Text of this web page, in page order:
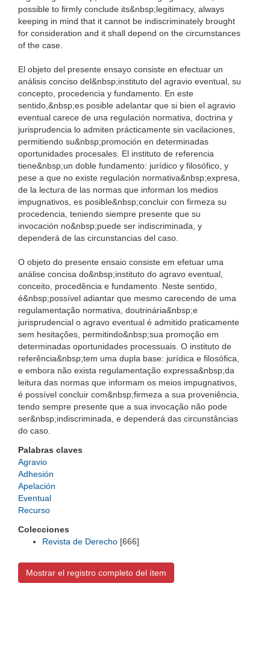
possible to firmly conclude its&nbsp;legitimacy, always
keeping in mind that it cannot be indiscriminately brought
for consideration and it shall depend on the circumstances
of the case.
El objeto del presente ensayo consiste en efectuar un
análisis conciso del&nbsp;instituto del agravio eventual, su
concepto, procedencia y fundamento. En este
sentido,&nbsp;es posible adelantar que si bien el agravio
eventual carece de una regulación normativa, doctrina y
jurisprudencia lo admiten prácticamente sin vacilaciones,
permitiendo su&nbsp;promoción en determinadas
oportunidades procesales. El instituto de referencia
tiene&nbsp;un doble fundamento: jurídico y filosófico, y
pese a que no existe regulación normativa&nbsp;expresa,
de la lectura de las normas que informan los medios
impugnativos, es posible&nbsp;concluir con firmeza su
procedencia, teniendo siempre presente que su
invocación no&nbsp;puede ser indiscriminada, y
dependerá de las circunstancias del caso.
O objeto do presente ensaio consiste em efetuar uma
análise concisa do&nbsp;instituto do agravo eventual,
conceito, procedência e fundamento. Neste sentido,
é&nbsp;possível adiantar que mesmo carecendo de uma
regulamentação normativa, doutrinária&nbsp;e
jurisprudencial o agravo eventual é admitido praticamente
sem hesitações, permitindo&nbsp;sua promoção em
determinadas oportunidades processuais. O instituto de
referência&nbsp;tem uma dupla base: jurídica e filosófica,
e embora não exista regulamentação expressa&nbsp;da
leitura das normas que informam os meios impugnativos,
é possível concluir com&nbsp;firmeza a sua proveniência,
tendo sempre presente que a sua invocação não pode
ser&nbsp;indiscriminada, e dependerá das circunstâncias
do caso.
Palabras claves
Agravio
Adhesión
Apelación
Eventual
Recurso
Colecciones
Revista de Derecho [666]
Mostrar el registro completo del ítem